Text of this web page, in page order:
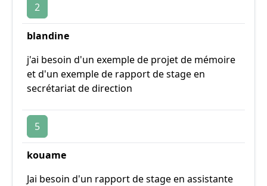
2
blandine
j'ai besoin d'un exemple de projet de mémoire
et d'un exemple de rapport de stage en
secrétariat de direction
5
kouame
Jai besoin d'un rapport de stage en assistante